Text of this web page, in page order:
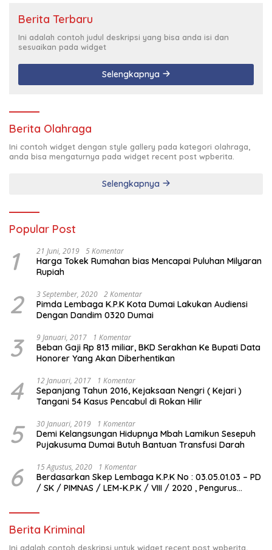
Berita Terbaru
Ini adalah contoh judul deskripsi yang bisa anda isi dan
sesuaikan pada widget
Selengkapnya
Berita Olahraga
Ini contoh widget dengan style gallery pada kategori olahraga,
anda bisa mengaturnya pada widget recent post wpberita.
Selengkapnya
Popular Post
1 21 Juni, 2019 5 Komentar
Harga Tokek Rumahan bias Mencapai Puluhan Milyaran
Rupiah
2 3 September, 2020 2 Komentar
Pimda Lembaga K.P.K Kota Dumai Lakukan Audiensi
Dengan Dandim 0320 Dumai
3 9 Januari, 2017 1 Komentar
Beban Gaji Rp 813 miliar, BKD Serakhan Ke Bupati Data
Honorer Yang Akan Diberhentikan
4 12 Januari, 2017 1 Komentar
Sepanjang Tahun 2016, Kejaksaan Nengri ( Kejari )
Tangani 54 Kasus Pencabul di Rokan Hilir
5 30 Januari, 2019 1 Komentar
Demi Kelangsungan Hidupnya Mbah Lamikun Sesepuh
Pujakusuma Dumai Butuh Bantuan Transfusi Darah
6 15 Agustus, 2020 1 Komentar
Berdasarkan Skep Lembaga K.P.K No : 03.05.01.03 – PD
/ SK / PIMNAS / LEM-K.P.K / VIII / 2020 , Pengurus
Berita Kriminal
Ini adalah contoh deskripsi untuk widget recent post wpberita,